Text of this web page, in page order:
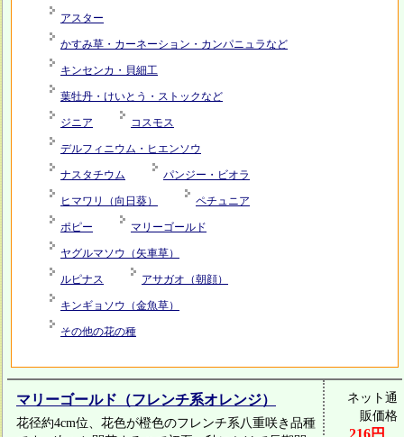
アスター
かすみ草・カーネーション・カンパニュラなど
キンセンカ・貝細工
葉牡丹・けいとう・ストックなど
ジニア コスモス
デルフィニウム・ヒエンソウ
ナスタチウム パンジー・ビオラ
ヒマワリ（向日葵） ペチュニア
ポピー マリーゴールド
ヤグルマソウ（矢車草）
ルピナス アサガオ（朝顔）
キンギョソウ（金魚草）
その他の花の種
マリーゴールド（フレンチ系オレンジ）
花径約4cm位、花色が橙色のフレンチ系八重咲き品種
ネット通
販価格